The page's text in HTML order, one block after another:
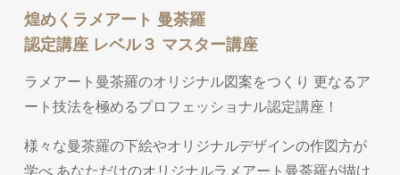
煌めくラメアート 曼荼羅
認定講座 レベル３ マスター講座
ラメアート曼茶羅のオリジナル図案をつくり 更なるア
ート技法を極めるプロフェッショナル認定講座！
様々な曼茶羅の下絵やオリジナルデザインの作図方が
学べ あなただけのオリジナルラメアート曼荼羅が描け